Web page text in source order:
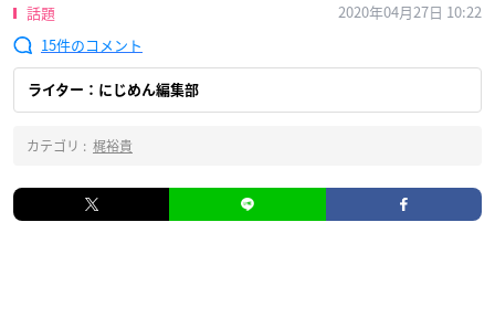
話題
2020年04月27日 10:22
15
ライター：にじめん編集部
カテゴリ : 梶裕貴